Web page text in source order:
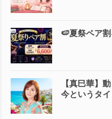
🍉夏祭ペア
【真巳華】
今というタ